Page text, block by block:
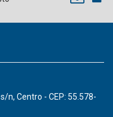
- CNM